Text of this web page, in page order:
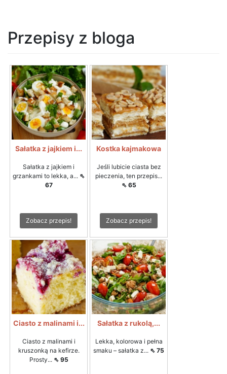
Przepisy z bloga
Sałatka z jajkiem i...
Sałatka z jajkiem i
grzankami to lekka, a... ⇖
67
Zobacz przepis!
Kostka kajmakowa
Jeśli lubicie ciasta bez
pieczenia, ten przepis...
⇖ 65
Zobacz przepis!
Ciasto z malinami i...
Ciasto z malinami i
kruszonką na kefirze.
Prosty... ⇖ 95
Sałatka z rukolą,...
Lekka, kolorowa i pełna
smaku – sałatka z... ⇖ 75